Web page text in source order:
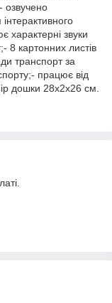
озвучено
характерні звуки
8 картонних листів
транспорт за
працює від
дошки 28х2х26 см.